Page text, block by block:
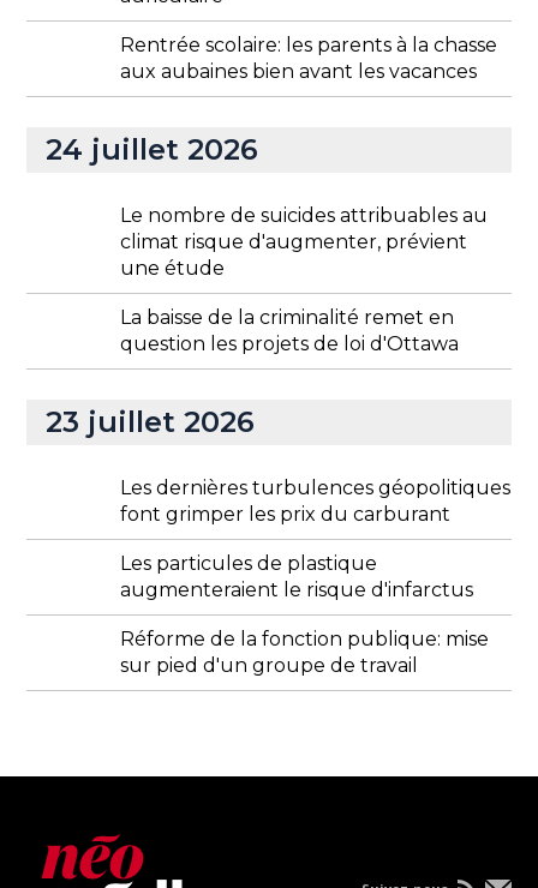
Rentrée scolaire: les parents à la chasse
aux aubaines bien avant les vacances
24 juillet 2026
Le nombre de suicides attribuables au
climat risque d'augmenter, prévient
une étude
La baisse de la criminalité remet en
question les projets de loi d'Ottawa
23 juillet 2026
Les dernières turbulences géopolitiques
font grimper les prix du carburant
Les particules de plastique
augmenteraient le risque d'infarctus
Réforme de la fonction publique: mise
sur pied d'un groupe de travail